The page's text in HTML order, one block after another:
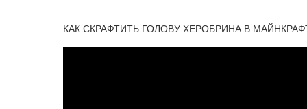
КАК СКРАФТИТЬ ГОЛОВУ ХЕРОБРИНА В